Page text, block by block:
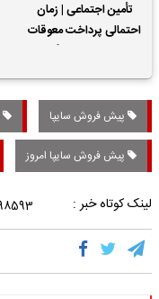
تأمین اجتماعی | زمان
احتمالی پرداخت معوقات
پیش فروش سایپا
پیش فروش سایپا امروز
لینک کوتاه خبر :